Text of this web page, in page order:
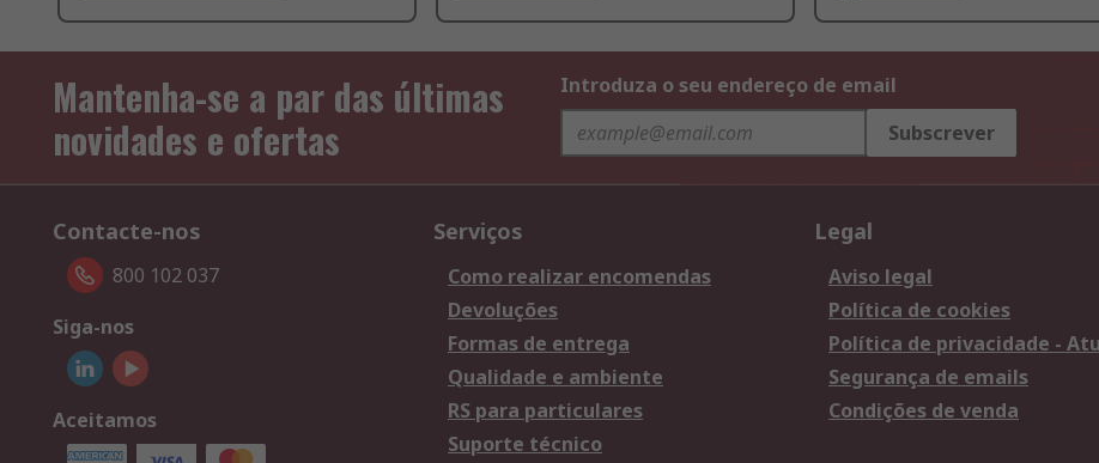
Mantenha-se a par das últimas
novidades e ofertas
Introduza o seu endereço de email
Subscrever
Contacte-nos
800 102 037
Siga-nos
Aceitamos
Serviços
Como realizar encomendas
Devoluções
Formas de entrega
Qualidade e ambiente
RS para particulares
Suporte técnico
Legal
Aviso legal
Política de cookies
Política de privacidade -
Segurança de emails
Condições de venda